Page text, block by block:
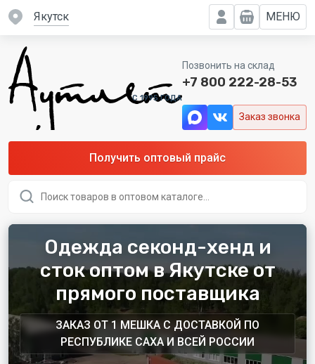
Якутск МЕНЮ
C 1995 ГОДА
Позвонить на склад
+7 800 222-28-53
Заказ звонка
Получить оптовый прайс
товаров
Одежда секонд-хенд и
сток оптом в Якутске от
прямого поставщика
ЗАКАЗ ОТ 1 МЕШКА С ДОСТАВКОЙ ПО
РЕСПУБЛИКЕ САХА И ВСЕЙ РОССИИ